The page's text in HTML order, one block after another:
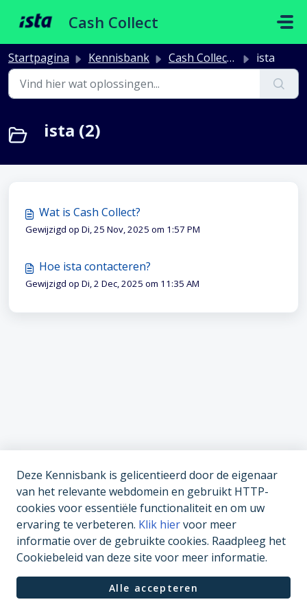
Cash Collect
Startpagina Kennisbank Cash Collect Algemeen ista
ista (2)
Wat is Cash Collect?
Gewijzigd op Di, 25 Nov, 2025 om 1:57 PM
Hoe ista contacteren?
Gewijzigd op Di, 2 Dec, 2025 om 11:35 AM
Deze Kennisbank is gelicentieerd door de eigenaar
van het relevante webdomein en gebruikt HTTP-
cookies voor essentiële functionaliteit en om uw
ervaring te verbeteren. Klik hiervoor meer
informatie over de gebruikte cookies. Raadpleeg het
Cookiebeleid van deze site voor meer informatie.
Alle accepteren